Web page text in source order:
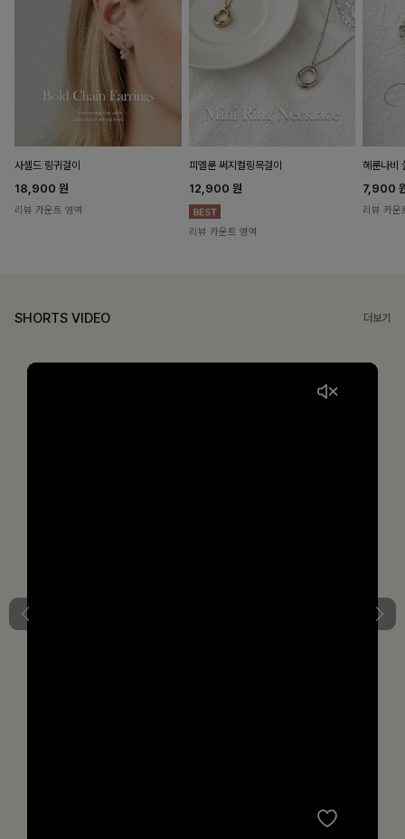
사셀드 링귀걸이
18,900 원
리뷰 카운트 영역
피엘룬 써지컬링목걸이
12,900 원
리뷰 카운트 영역
헤룬나비
7,900
리뷰 카운
SHORTS VIDEO 더보기